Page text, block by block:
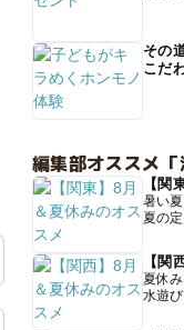
その
こだ
編集部オススメ「
【関
暑い
夏の
【関
夏休
水遊